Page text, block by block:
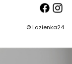
©Lazienka24